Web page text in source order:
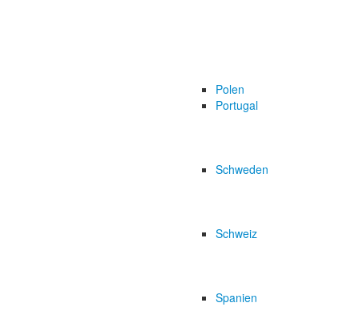
Polen
Portugal
Schweden
Schweiz
Spanien